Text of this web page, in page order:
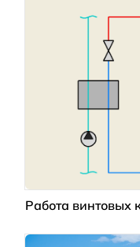
Работа винтовых